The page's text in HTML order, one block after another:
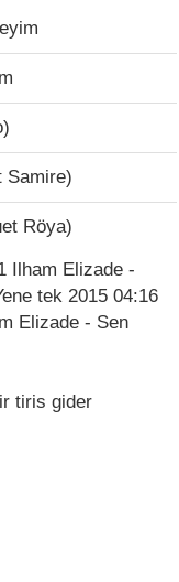
Samire)
Röya)
Ilham Elizade -
tek 2015 04:16
Elizade - Sen
tiris gider